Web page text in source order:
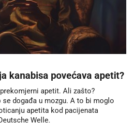
kanabisa povećava apetit?
apetit. Ali zašto?
događa u mozgu. A to bi moglo
apetita kod pacijenata
Welle.